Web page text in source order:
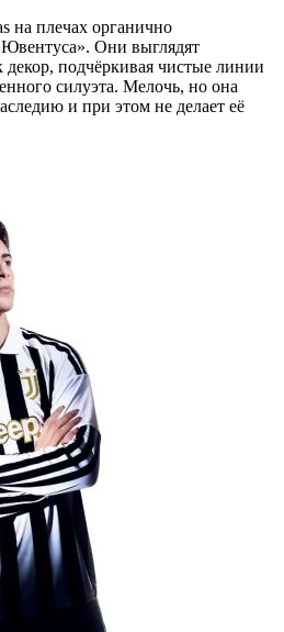
на плечах органично
Они выглядят
декор, подчёркивая чистые линии
силуэта. Мелочь, но она
и при этом не делает её